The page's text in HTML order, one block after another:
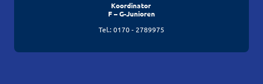
Koordinator
F – G-Junioren
Tel.: 0170 - 2789975